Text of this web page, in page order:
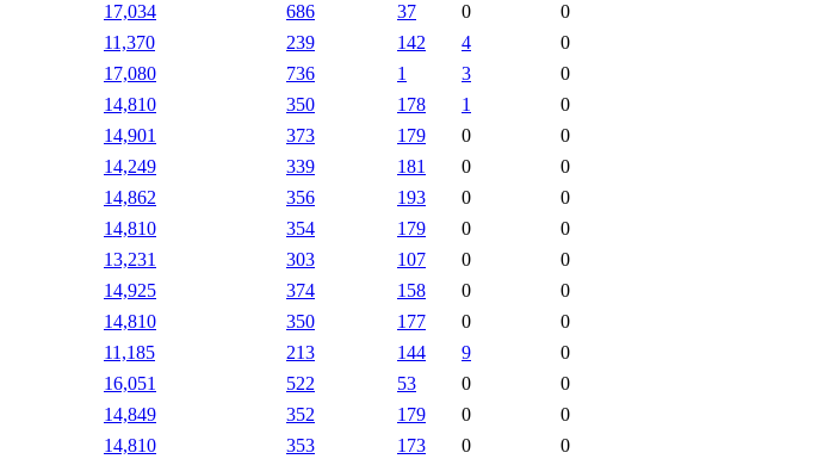
17,034 686 37 0
0
11,370 239 142 4
0
17,080 736 1 3
0
14,810 350 178 1
0
14,901 373 179 0
0
14,249 339 181 0
0
14,862 356 193 0
0
14,810 354 179 0
0
13,231 303 107 0
0
14,925 374 158 0
0
14,810 350 177 0
0
11,185 213 144 9
0
16,051 522 53 0
0
14,849 352 179 0
0
14,810 353 173 0
0